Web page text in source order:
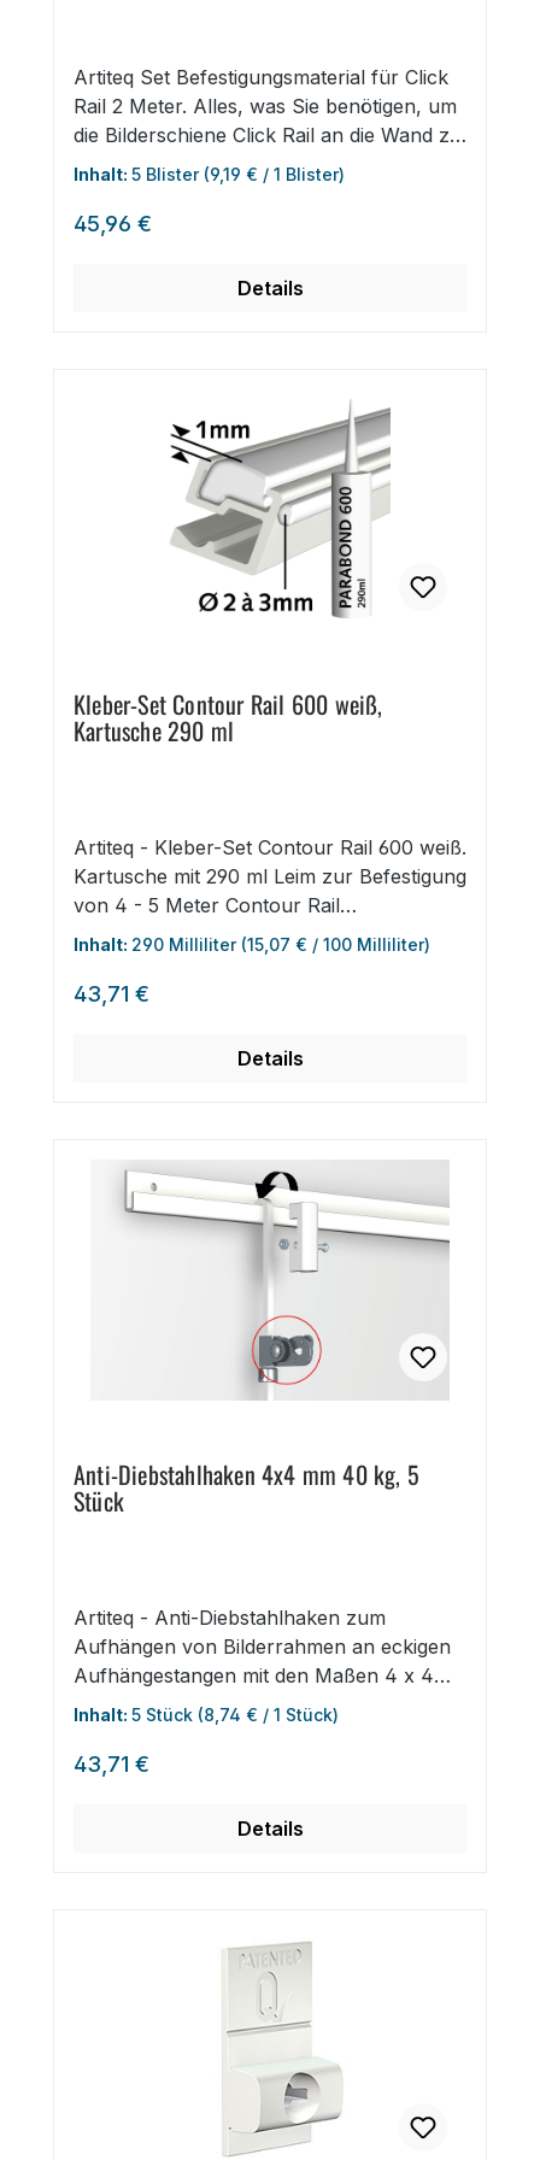
Artiteq Set Befestigungsmaterial für Click
Rail 2 Meter. Alles, was Sie benötigen, um
die Bilderschiene Click Rail an die Wand zu
montieren.
Inhalt: 5 Blister (9,19 € / 1 Blister)
Regulärer Preis:
45,96 €
Details
Kleber-Set Contour Rail 600 weiß,
Kartusche 290 ml
Artiteq - Kleber-Set Contour Rail 600 weiß.
Kartusche mit 290 ml Leim zur Befestigung
von 4 - 5 Meter Contour Rail
Wandschienen plus ein 3M Reiigungstuch.
Inhalt: 290 Milliliter (15,07 € / 100 Milliliter)
Regulärer Preis:
43,71 €
Details
Anti-Diebstahlhaken 4x4 mm 40 kg, 5
Stück
Artiteq - Anti-Diebstahlhaken zum
Aufhängen von Bilderrahmen an eckigen
Aufhängestangen mit den Maßen 4 x 4
mm. Die Haken haben eine maximale
Tragkraft von 40 kg. Für Classic Rail+
Wandschienen.
Inhalt: 5 Stück (8,74 € / 1 Stück)
Regulärer Preis:
43,71 €
Details